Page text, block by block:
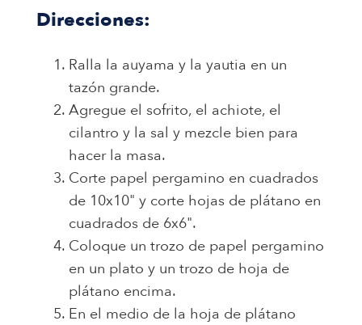
Direcciones:
Ralla la auyama y la yautia en un
tazón grande.
Agregue el sofrito, el achiote, el
cilantro y la sal y mezcle bien para
hacer la masa.
Corte papel pergamino en cuadrados
de 10x10" y corte hojas de plátano en
cuadrados de 6x6".
Coloque un trozo de papel pergamino
en un plato y un trozo de hoja de
plátano encima.
En el medio de la hoja de plátano